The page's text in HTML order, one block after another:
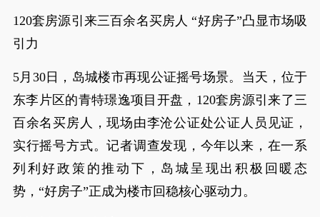
120套房源引来三百余名买房人 “好房子”凸显市场吸
引力
5月30日，岛城楼市再现公证摇号场景。当天，位于
东李片区的青特璟逸项目开盘，120套房源引来了三
百余名买房人，现场由李沧公证处公证人员见证，
实行摇号方式。记者调查发现，今年以来，在一系
列利好政策的推动下，岛城呈现出积极回暖态
势，“好房子”正成为楼市回稳核心驱动力。